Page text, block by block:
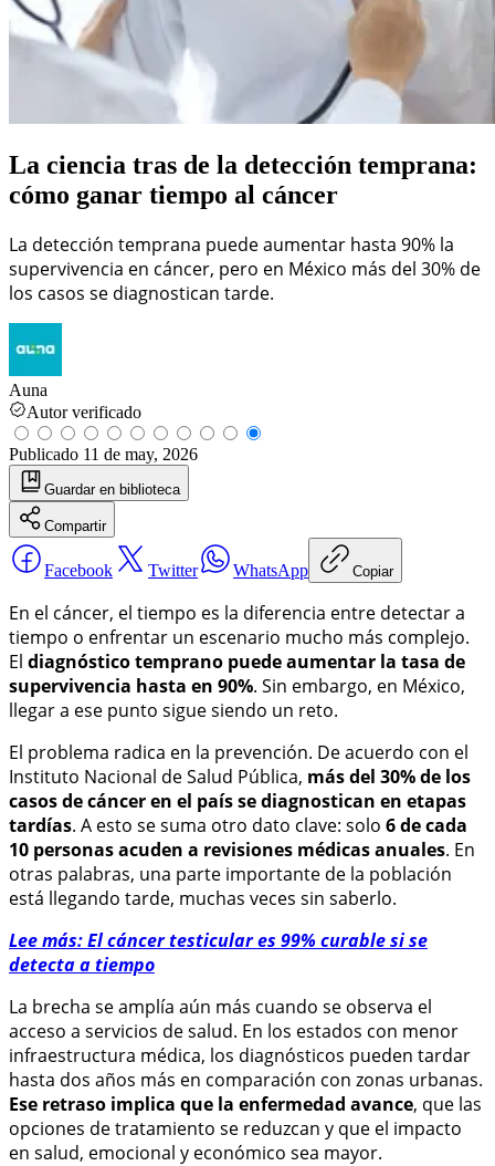
La ciencia tras de la detección temprana:
cómo ganar tiempo al cáncer
La detección temprana puede aumentar hasta 90% la
supervivencia en cáncer, pero en México más del 30% de
los casos se diagnostican tarde.
Auna
Autor verificado
Publicado 11 de may, 2026
Guardar en biblioteca
Compartir
Facebook Twitter WhatsApp Copiar
En el cáncer, el tiempo es la diferencia entre detectar a
tiempo o enfrentar un escenario mucho más complejo.
El diagnóstico temprano puede aumentar la tasa de
supervivencia hasta en 90%. Sin embargo, en México,
llegar a ese punto sigue siendo un reto.
El problema radica en la prevención. De acuerdo con el
Instituto Nacional de Salud Pública, más del 30% de los
casos de cáncer en el país se diagnostican en etapas
tardías. A esto se suma otro dato clave: solo 6 de cada
10 personas acuden a revisiones médicas anuales. En
otras palabras, una parte importante de la población
está llegando tarde, muchas veces sin saberlo.
Lee más: El cáncer testicular es 99% curable si se
detecta a tiempo
La brecha se amplía aún más cuando se observa el
acceso a servicios de salud. En los estados con menor
infraestructura médica, los diagnósticos pueden tardar
hasta dos años más en comparación con zonas urbanas.
Ese retraso implica que la enfermedad avance, que las
opciones de tratamiento se reduzcan y que el impacto
en salud, emocional y económico sea mayor.